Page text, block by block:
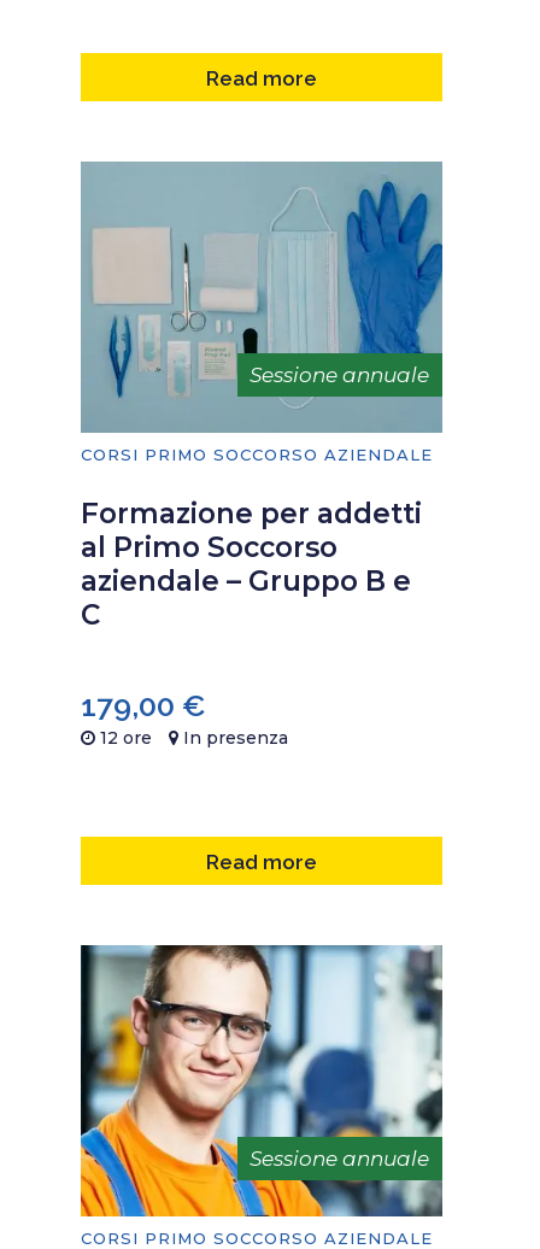
Read more
Sessione annuale
CORSI PRIMO SOCCORSO AZIENDALE
Formazione per addetti
al Primo Soccorso
aziendale – Gruppo B e
C
179,00 €
12 ore In presenza
Read more
Sessione annuale
CORSI PRIMO SOCCORSO AZIENDALE